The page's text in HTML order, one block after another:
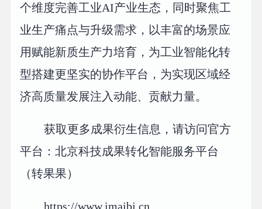
个维度完善工业AI产业生态，同时聚焦工
业生产痛点与升级需求，以丰富的场景应
用赋能新质生产力培育，为工业智能化转
型搭建更坚实的协作平台，为实现区域经
济高质量发展注入动能、贡献力量。
获取更多成果衍生信息，请访问官方
平台：北京科技成果转化智能服务平台
（转果果）
https://www.imaibj.cn